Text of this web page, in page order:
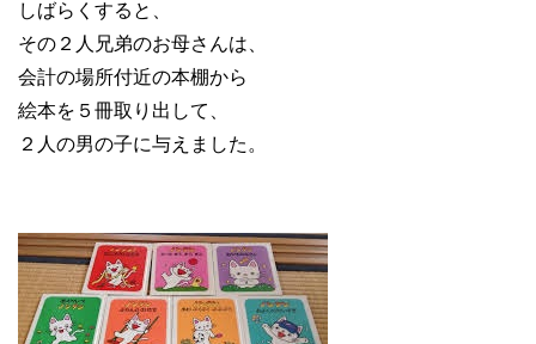
しばらくすると、
その２人兄弟のお母さんは、
会計の場所付近の本棚から
絵本を５冊取り出して、
２人の男の子に与えました。